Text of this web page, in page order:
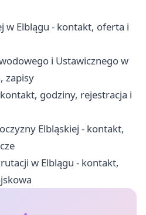
w Elblągu - kontakt, oferta i
i Ustawicznego w
zapisy
kontakt, godziny, rejestracja i
Elbląskiej - kontakt,
w Elblągu - kontakt,